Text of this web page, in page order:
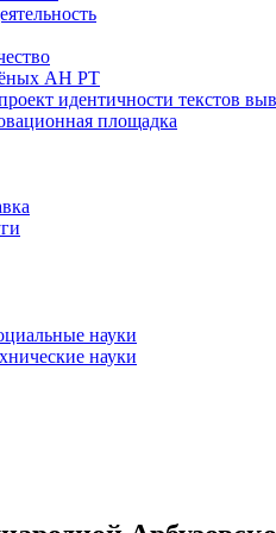
АН РТ
идентичности текстов
площадка
науки
науки